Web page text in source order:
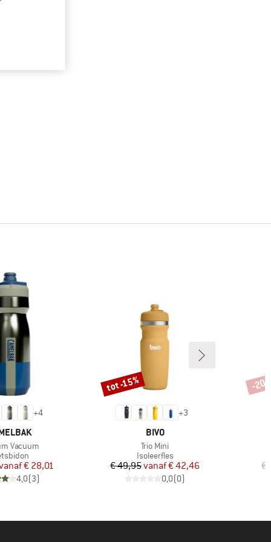
+4
Vacuum
Prijs
Verlaagde prijs
€ 28,01
4,0(3)
+3
MERK
BIVO
Artikel
Trio Mini
Productgroep
Isoleerfles
Prijs
€ 49,95 Verlaagde prijs
vanaf€ 42,46
0,0(0)
Korting
tot -15%
€
-